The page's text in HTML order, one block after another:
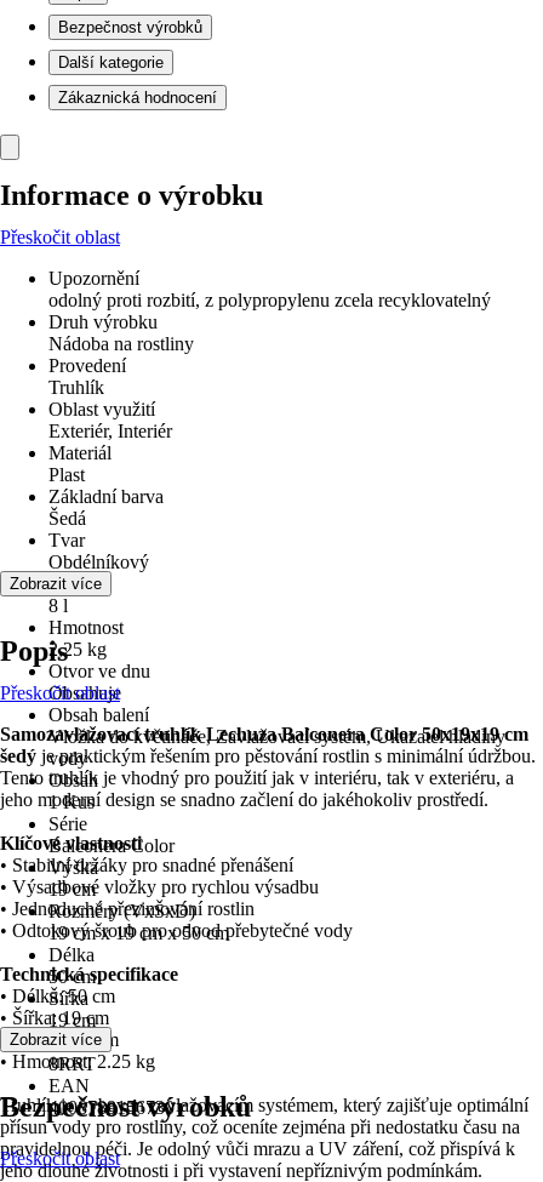
Bezpečnost výrobků
Další kategorie
Zákaznická hodnocení
Informace o výrobku
Přeskočit oblast
Upozornění
odolný proti rozbití, z polypropylenu zcela recyklovatelný
Druh výrobku
Nádoba na rostliny
Provedení
Truhlík
Oblast využití
Exteriér, Interiér
Materiál
Plast
Základní barva
Šedá
Tvar
Obdélníkový
Objem
8 l
Hmotnost
2,25 kg
Otvor ve dnu
Obsahuje
Obsah balení
Vložka do květináče, Zavlažovací systém, Ukazatel hladiny
vody
Obsah
1 Kus
Série
Balconera Color
Výška
19 cm
Rozměry (VxŠxD)
19 cm x 19 cm x 50 cm
Délka
50 cm
Šířka
19 cm
KČZ
8RRT
EAN
4008789156730
Zobrazit více
Popis
Přeskočit oblast
Samozavlažovací truhlík Lechuza Balconera Color 50x19x19 cm
šedý je praktickým řešením pro pěstování rostlin s minimální údržbou.
Tento truhlík je vhodný pro použití jak v interiéru, tak v exteriéru, a
jeho moderní design se snadno začlení do jakéhokoliv prostředí.
Klíčové vlastnosti
• Stabilní držáky pro snadné přenášení
• Výsadbové vložky pro rychlou výsadbu
• Jednoduché přezimování rostlin
• Odtokový šroub pro odvod přebytečné vody
Technická specifikace
• Délka: 50 cm
• Šířka: 19 cm
• Výška: 19 cm
• Hmotnost: 2.25 kg
Truhlík je vybaven zavlažovacím systémem, který zajišťuje optimální
přísun vody pro rostliny, což oceníte zejména při nedostatku času na
pravidelnou péči. Je odolný vůči mrazu a UV záření, což přispívá k
jeho dlouhé životnosti i při vystavení nepříznivým podmínkám.
Zobrazit více
Bezpečnost výrobků
Přeskočit oblast